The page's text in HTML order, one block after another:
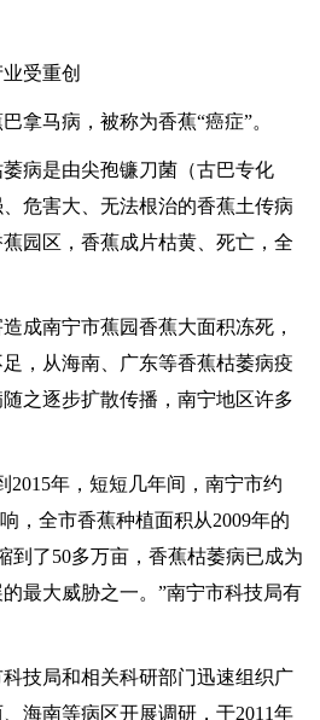
受重创
马病，被称为香蕉“癌症”。
是由尖孢镰刀菌（古巴专化
危害大、无法根治的香蕉土传病
园区，香蕉成片枯黄、死亡，全
南宁市蕉园香蕉大面积冻死，
，从海南、广东等香蕉枯萎病疫
之逐步扩散传播，南宁地区许多
年，短短几年间，南宁市约
，全市香蕉种植面积从2009年的
到了50多万亩，香蕉枯萎病已成为
最大威胁之一。”南宁市科技局有
局和相关科研部门迅速组织广
海南等病区开展调研，于2011年